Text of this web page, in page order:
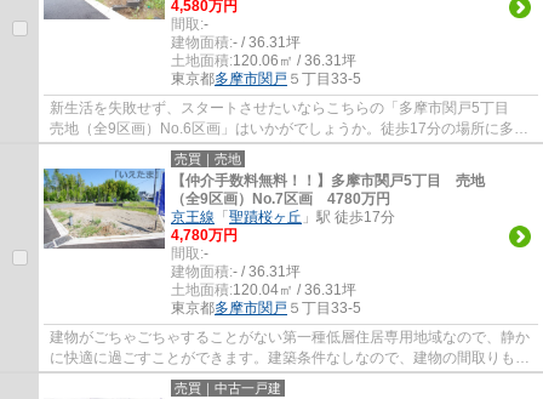
4,580万円
間取:-
建物面積:- / 36.31坪
土地面積:120.06㎡ / 36.31坪
東京都多摩市関戸 ５丁目33-5
新生活を失敗せず、スタートさせたいならこちらの「多摩市関戸5丁目
売地（全9区画）No.6区画」はいかがでしょうか。徒歩17分の場所に多摩
市立多摩第一小学校があります。多摩市エリ...
売買｜売地
【仲介手数料無料！！】多摩市関戸5丁目 売地
（全9区画）No.7区画 4780万円
京王線 「聖蹟桜ヶ丘 」駅 徒歩17分
4,780万円
間取:-
建物面積:- / 36.31坪
土地面積:120.04㎡ / 36.31坪
東京都多摩市関戸 ５丁目33-5
建物がごちゃごちゃすることがない第一種低層住居専用地域なので、静か
に快適に過ごすことができます。建築条件なしなので、建物の間取りも自
分で考えることが可能で、建築についてじ...
売買｜中古一戸建